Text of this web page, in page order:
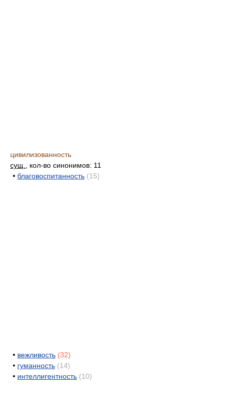
цивилизованность
сущ.
, кол-во синонимов: 11
• благовоспитанность (15)
• вежливость (32)
• гуманность (14)
• интеллигентность (10)